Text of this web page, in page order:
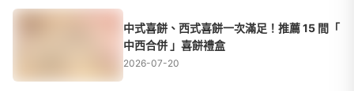
中式喜餅、西式喜餅一次滿足！推薦 15 間「
中西合併 」喜餅禮盒
2026-07-20